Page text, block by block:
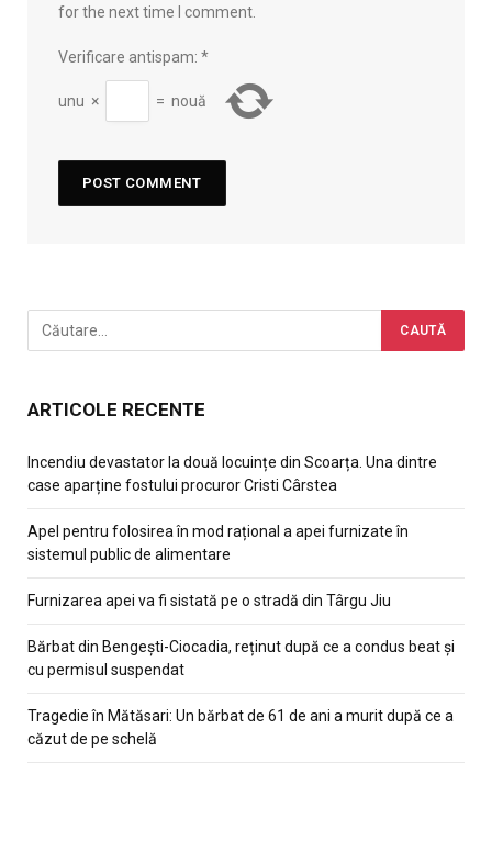
for the next time I comment.
Verificare antispam: *
unu × = nouă
ARTICOLE RECENTE
Incendiu devastator la două locuințe din Scoarța. Una dintre
case aparține fostului procuror Cristi Cârstea
Apel pentru folosirea în mod rațional a apei furnizate în
sistemul public de alimentare
Furnizarea apei va fi sistată pe o stradă din Târgu Jiu
Bărbat din Bengești-Ciocadia, reținut după ce a condus beat și
cu permisul suspendat
Tragedie în Mătăsari: Un bărbat de 61 de ani a murit după ce a
căzut de pe schelă